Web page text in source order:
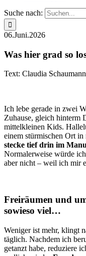
Suche nach:
06.Juni.2026
Was hier grad so
Text: Claudia Schaumann
Ich lebe gerade in zwei
Zuhause, gleich hinterm
mittelkleinen Kids.
einem stürmischen Ort
stecke tief drin im
Normalerweise würde
aber nicht – weil ich mir
Freiräumen und
sowieso viel…
Weniger ist mehr, klingt
täglich. Nachdem ich
getanzt habe, reduziere